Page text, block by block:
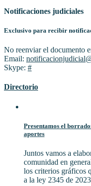
Notificaciones judiciales
Exclusivo para recibir
No reenviar el documento
Email:
Skype: #
Directorio
Presentamos el
aportes
Juntos vamos a
comunidad en
los criterios gráficos
a la ley 2345 de